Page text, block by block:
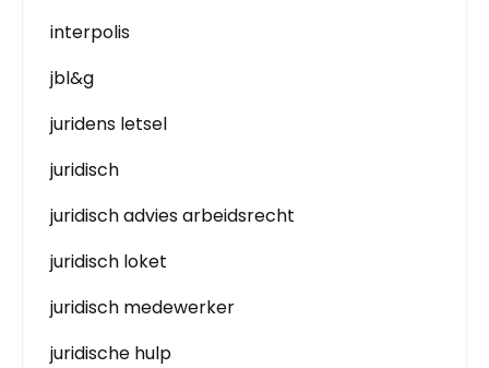
interpolis
jbl&g
juridens letsel
juridisch
juridisch advies arbeidsrecht
juridisch loket
juridisch medewerker
juridische hulp